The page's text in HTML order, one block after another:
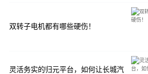
双转子电机都有哪些硬伤！
灵活务实的归元平台，如何让长城汽